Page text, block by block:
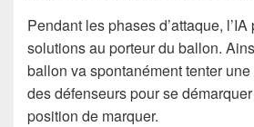
Pendant les phases d’attaque,
solutions au porteur du ballon.
ballon va spontanément tenter
des défenseurs pour se
position de marquer.